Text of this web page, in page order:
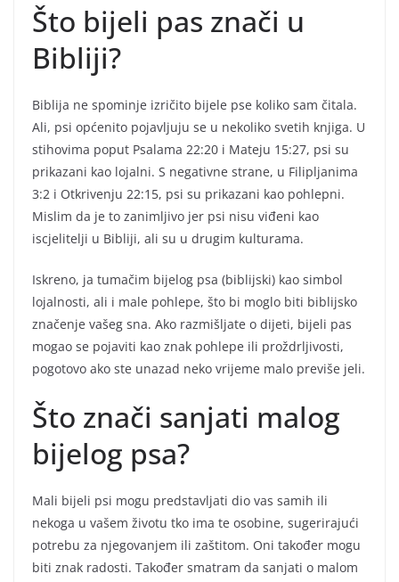
Što bijeli pas znači u
Bibliji?
Biblija ne spominje izričito bijele pse koliko sam čitala.
Ali, psi općenito pojavljuju se u nekoliko svetih knjiga. U
stihovima poput Psalama 22:20 i Mateju 15:27, psi su
prikazani kao lojalni. S negativne strane, u Filipljanima
3:2 i Otkrivenju 22:15, psi su prikazani kao pohlepni.
Mislim da je to zanimljivo jer psi nisu viđeni kao
iscjelitelji u Bibliji, ali su u drugim kulturama.
Iskreno, ja tumačim bijelog psa (biblijski) kao simbol
lojalnosti, ali i male pohlepe, što bi moglo biti biblijsko
značenje vašeg sna. Ako razmišljate o dijeti, bijeli pas
mogao se pojaviti kao znak pohlepe ili proždrljivosti,
pogotovo ako ste unazad neko vrijeme malo previše jeli.
Što znači sanjati malog
bijelog psa?
Mali bijeli psi mogu predstavljati dio vas samih ili
nekoga u vašem životu tko ima te osobine, sugerirajući
potrebu za njegovanjem ili zaštitom. Oni također mogu
biti znak radosti. Također smatram da sanjati o malom